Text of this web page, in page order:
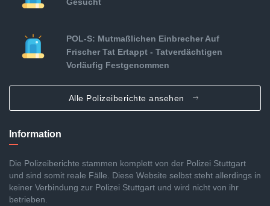
POL-S: Mutmaßlichen Einbrecher Auf
Frischer Tat Ertappt - Tatverdächtigen
Vorläufig Festgenommen
Alle Polizeiberichte ansehen
Information
Die Polizeiberichte stammen komplett von der Polizei Stuttgart
und sind somit reale Fälle. Diese Website selbst steht allerdings in
keiner Verbindung zur Polizei Stuttgart und wird nicht von ihr
betrieben.